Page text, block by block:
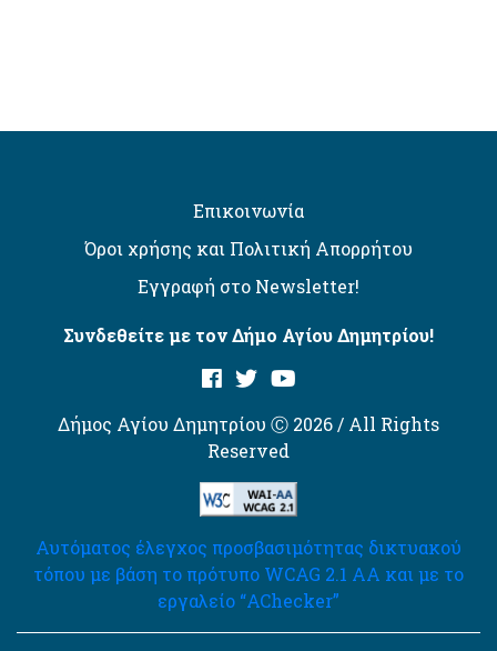
Επικοινωνία
Όροι χρήσης και Πολιτική Απορρήτου
Εγγραφή στο Newsletter!
Συνδεθείτε με τον Δήμο Αγίου Δημητρίου!
Δήμος Αγίου Δημητρίου Ⓒ 2026 / All Rights
Reserved
Αυτόματος έλεγχος προσβασιμότητας δικτυακού
τόπου με βάση το πρότυπο WCAG 2.1 AA και με το
εργαλείο “AChecker”